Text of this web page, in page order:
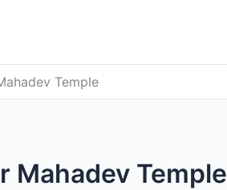
Temple
Mahadev Temple